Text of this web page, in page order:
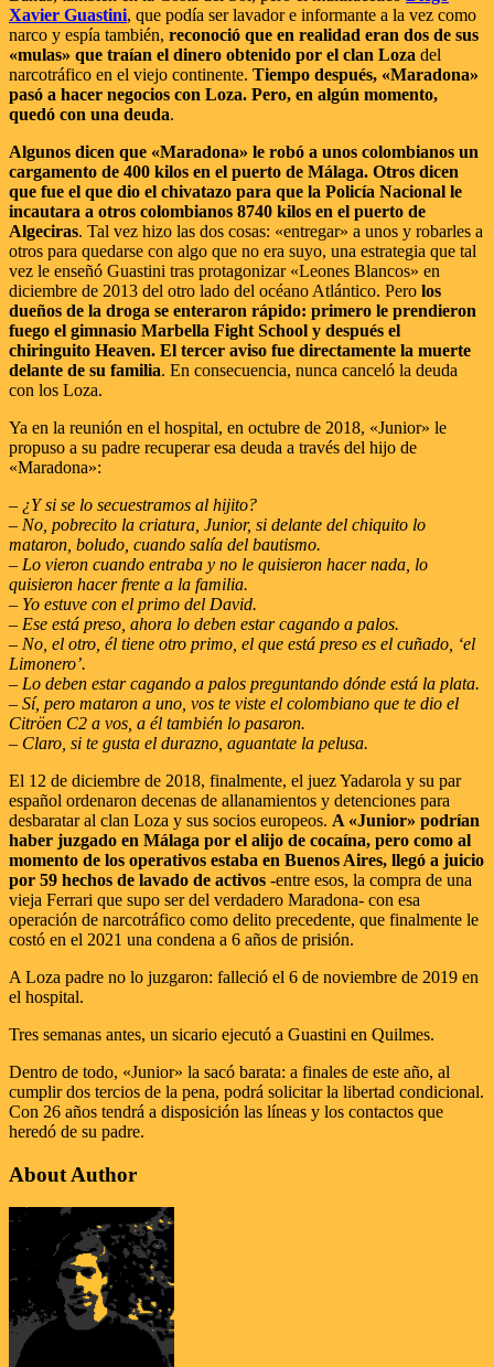
Xavier Guastini, que podía ser lavador e informante a la vez como
narco y espía también, reconoció que en realidad eran dos de sus
«mulas» que traían el dinero obtenido por el clan Loza del
narcotráfico en el viejo continente. Tiempo después, «Maradona»
pasó a hacer negocios con Loza. Pero, en algún momento,
quedó con una deuda.
Algunos dicen que «Maradona» le robó a unos colombianos un
cargamento de 400 kilos en el puerto de Málaga. Otros dicen
que fue el que dio el chivatazo para que la Policía Nacional le
incautara a otros colombianos 8740 kilos en el puerto de
Algeciras. Tal vez hizo las dos cosas: «entregar» a unos y robarles a
otros para quedarse con algo que no era suyo, una estrategia que tal
vez le enseñó Guastini tras protagonizar «Leones Blancos» en
diciembre de 2013 del otro lado del océano Atlántico. Pero los
dueños de la droga se enteraron rápido: primero le prendieron
fuego el gimnasio Marbella Fight School y después el
chiringuito Heaven. El tercer aviso fue directamente la muerte
delante de su familia. En consecuencia, nunca canceló la deuda
con los Loza.
Ya en la reunión en el hospital, en octubre de 2018, «Junior» le
propuso a su padre recuperar esa deuda a través del hijo de
«Maradona»:
– ¿Y si se lo secuestramos al hijito?
– No, pobrecito la criatura, Junior, si delante del chiquito lo
mataron, boludo, cuando salía del bautismo.
– Lo vieron cuando entraba y no le quisieron hacer nada, lo
quisieron hacer frente a la familia.
– Yo estuve con el primo del David.
– Ese está preso, ahora lo deben estar cagando a palos.
– No, el otro, él tiene otro primo, el que está preso es el cuñado, ‘el
Limonero’.
– Lo deben estar cagando a palos preguntando dónde está la plata.
– Sí, pero mataron a uno, vos te viste el colombiano que te dio el
Citröen C2 a vos, a él también lo pasaron.
– Claro, si te gusta el durazno, aguantate la pelusa.
El 12 de diciembre de 2018, finalmente, el juez Yadarola y su par
español ordenaron decenas de allanamientos y detenciones para
desbaratar al clan Loza y sus socios europeos. A «Junior» podrían
haber juzgado en Málaga por el alijo de cocaína, pero como al
momento de los operativos estaba en Buenos Aires, llegó a juicio
por 59 hechos de lavado de activos -entre esos, la compra de una
vieja Ferrari que supo ser del verdadero Maradona- con esa
operación de narcotráfico como delito precedente, que finalmente le
costó en el 2021 una condena a 6 años de prisión.
A Loza padre no lo juzgaron: falleció el 6 de noviembre de 2019 en
el hospital.
Tres semanas antes, un sicario ejecutó a Guastini en Quilmes.
Dentro de todo, «Junior» la sacó barata: a finales de este año, al
cumplir dos tercios de la pena, podrá solicitar la libertad condicional.
Con 26 años tendrá a disposición las líneas y los contactos que
heredó de su padre.
About Author